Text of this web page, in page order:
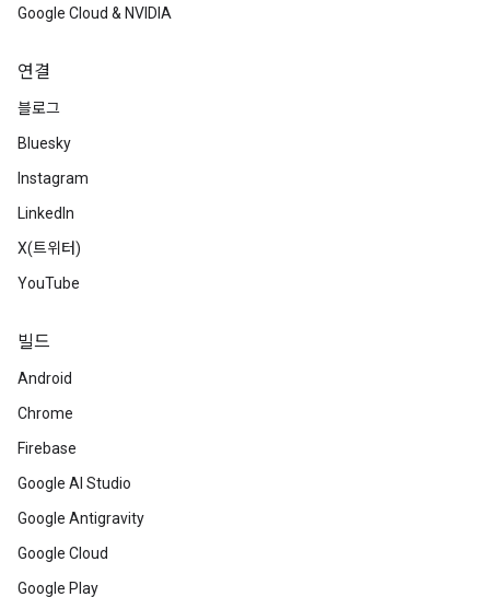
Google Cloud & NVIDIA
연결
블로그
Bluesky
Instagram
LinkedIn
X(트위터)
YouTube
빌드
Android
Chrome
Firebase
Google AI Studio
Google Antigravity
Google Cloud
Google Play